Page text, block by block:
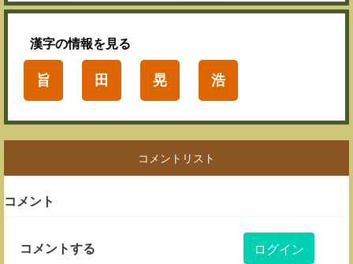
漢字の情報を見る
旨 田 晃 浩
コメントリスト
コメント
コメントする ログイン